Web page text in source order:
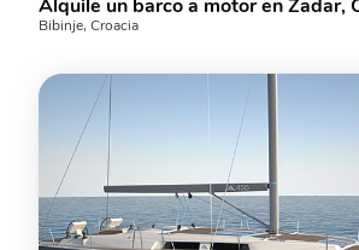
Bibinje, Croacia